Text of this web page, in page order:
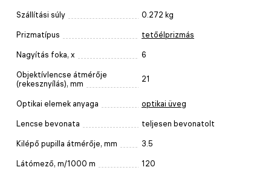
Szállítási súly 0.272 kg
Prizmatípus tetőélprizmás
Nagyítás foka, x 6
Objektívlencse átmérője
(rekesznyílás), mm
21
Optikai elemek anyaga optikai üveg
Lencse bevonata teljesen bevonatolt
Kilépő pupilla átmérője, mm 3.5
Látómező, m/1000 m 120